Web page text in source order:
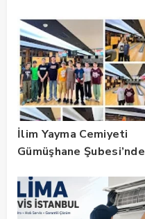
Unutulmadı
İlim Yayma Cemiyeti
Gümüşhane Şubesi’nde
Coşkusu